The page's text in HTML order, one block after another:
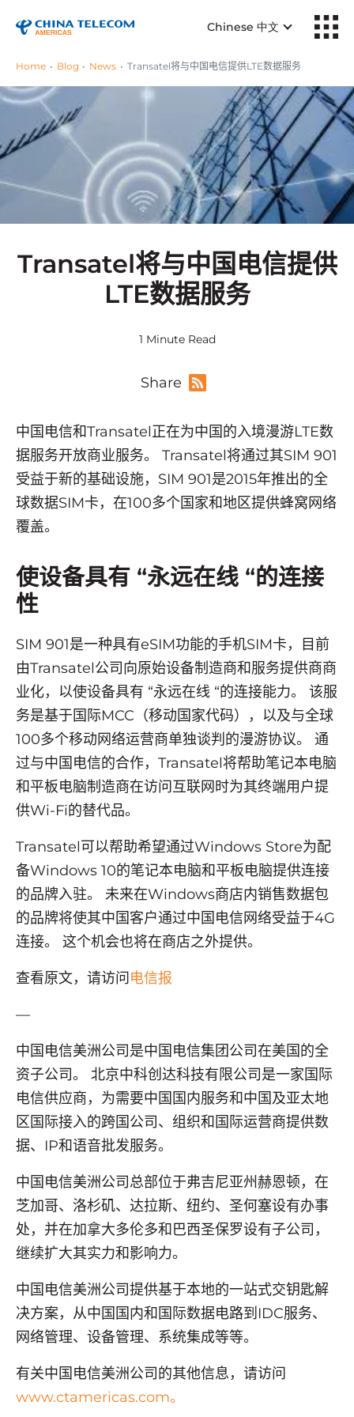
Chinese 中文
Home Blog News Transatel将与中国电信提供LTE数据服务
Transatel将与中国电信提供
LTE数据服务
1 Minute Read
Share
中国电信和Transatel正在为中国的入境漫游LTE数
据服务开放商业服务。 Transatel将通过其SIM 901
受益于新的基础设施，SIM 901是2015年推出的全
球数据SIM卡，在100多个国家和地区提供蜂窝网络
覆盖。
使设备具有 “永远在线 “的连接
性
SIM 901是一种具有eSIM功能的手机SIM卡，目前
由Transatel公司向原始设备制造商和服务提供商商
业化，以使设备具有 “永远在线 “的连接能力。 该服
务是基于国际MCC（移动国家代码），以及与全球
100多个移动网络运营商单独谈判的漫游协议。 通
过与中国电信的合作，Transatel将帮助笔记本电脑
和平板电脑制造商在访问互联网时为其终端用户提
供Wi-Fi的替代品。
Transatel可以帮助希望通过Windows Store为配
备Windows 10的笔记本电脑和平板电脑提供连接
的品牌入驻。 未来在Windows商店内销售数据包
的品牌将使其中国客户通过中国电信网络受益于4G
连接。 这个机会也将在商店之外提供。
查看原文，请访问 电信报
—
中国电信美洲公司是中国电信集团公司在美国的全
资子公司。 北京中科创达科技有限公司是一家国际
电信供应商，为需要中国国内服务和中国及亚太地
区国际接入的跨国公司、组织和国际运营商提供数
据、IP和语音批发服务。
中国电信美洲公司总部位于弗吉尼亚州赫恩顿，在
芝加哥、洛杉矶、达拉斯、纽约、圣何塞设有办事
处，并在加拿大多伦多和巴西圣保罗设有子公司，
继续扩大其实力和影响力。
中国电信美洲公司提供基于本地的一站式交钥匙解
决方案，从中国国内和国际数据电路到IDC服务、
网络管理、设备管理、系统集成等等。
有关中国电信美洲公司的其他信息，请访问
www.ctamericas.com。